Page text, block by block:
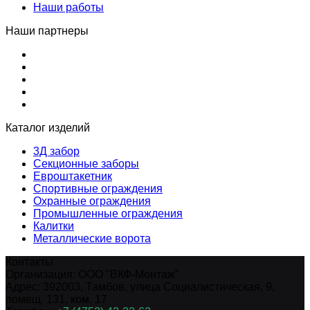
Наши работы
Наши партнеры
Каталог изделий
3Д забор
Секционные заборы
Евроштакетник
Спортивные ограждения
Охранные ограждения
Промышленные ограждения
Калитки
Металлические ворота